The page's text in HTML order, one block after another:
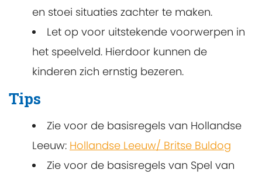
en stoei situaties zachter te maken.
Let op voor uitstekende voorwerpen in
het speelveld. Hierdoor kunnen de
kinderen zich ernstig bezeren.
Tips
Zie voor de basisregels van Hollandse
Leeuw: Hollandse Leeuw/ Britse Buldog
Zie voor de basisregels van Spel van